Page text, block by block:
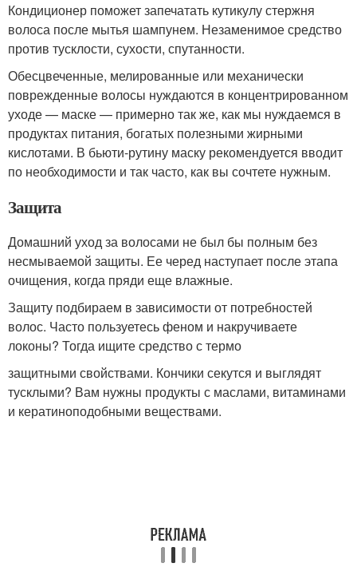
Кондиционер поможет запечатать кутикулу стержня
волоса после мытья шампунем. Незаменимое средство
против тусклости, сухости, спутанности.
Обесцвеченные, мелированные или механически
поврежденные волосы нуждаются в концентрированном
уходе — маске — примерно так же, как мы нуждаемся в
продуктах питания, богатых полезными жирными
кислотами. В бьюти-рутину маску рекомендуется вводит
по необходимости и так часто, как вы сочтете нужным.
Защита
Домашний уход за волосами не был бы полным без
несмываемой защиты. Ее черед наступает после этапа
очищения, когда пряди еще влажные.
Защиту подбираем в зависимости от потребностей
волос. Часто пользуетесь феном и накручиваете
локоны? Тогда ищите средство с термо
защитными свойствами. Кончики секутся и выглядят
тусклыми? Вам нужны продукты с маслами, витаминами
и кератиноподобными веществами.